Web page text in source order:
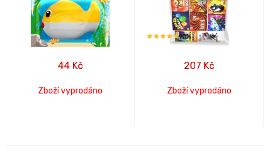
44 Kč
Zboží vyprodáno
90%
207 Kč
Zboží vyprodáno